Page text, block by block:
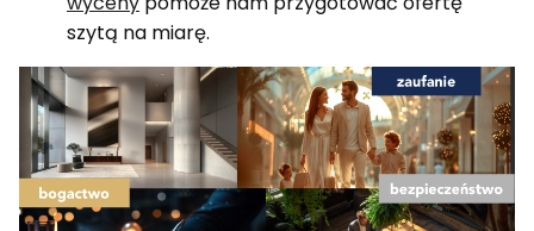
szytą na miarę.